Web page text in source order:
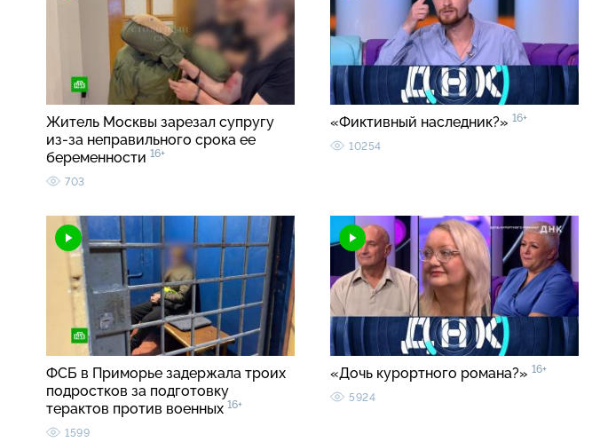
Житель Москвы зарезал супругу
из-за неправильного срока ее
беременности 16+
703
«Фиктивный наследник?» 16+
10254
ФСБ в Приморье задержала троих
подростков за подготовку
терактов против военных 16+
1599
«Дочь курортного романа?» 16+
5924